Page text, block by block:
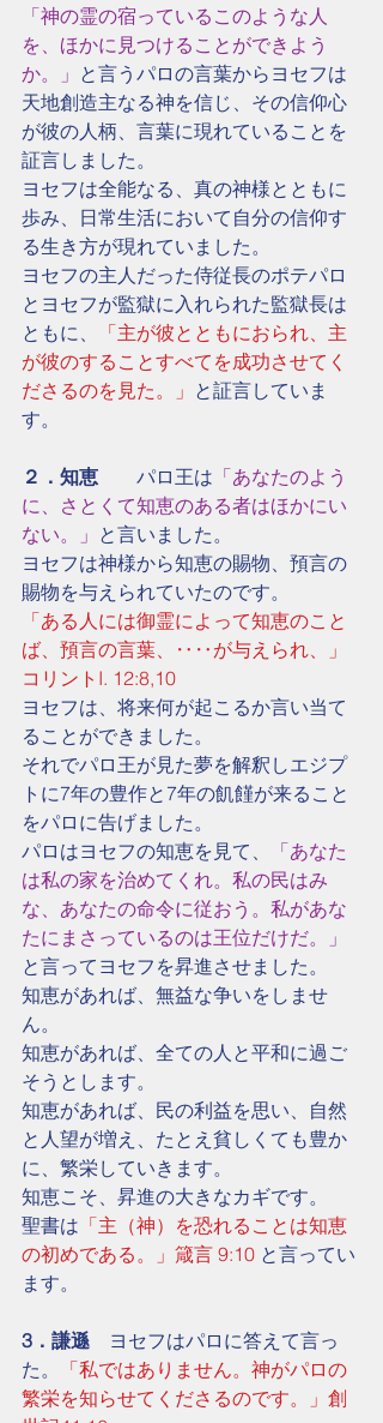
「神の霊の宿っているこのような人
を、ほかに見つけることができよう
か。」 と言うパロの言葉からヨセフは
天地創造主なる神を信じ、その信仰心
が彼の人柄、言葉に現れていることを
証言しました。
ヨセフは全能なる、真の神様とともに
歩み、日常生活において自分の信仰す
る生き方が現れていました。
ヨセフの主人だった侍従長のポテパロ
とヨセフが監獄に入れられた監獄長は
ともに、
「主が彼とともにおられ、主
が彼のすることすべてを成功させてく
ださるのを見た。」 と証言していま
す。
２．知恵 パロ王は 「あなたのよう
に、さとくて知恵のある者はほかにい
ない。」 と言いました。
ヨセフは神様から知恵の賜物、預言の
賜物を与えられていたのです。
「ある人には御霊によって知恵のこと
ば、預言の言葉、‥‥が与えられ、」
コリントI. 12:8,10
ヨセフは、将来何が起こるか言い当て
ることができました。
それでパロ王が見た夢を解釈しエジプ
トに7年の豊作と7年の飢饉が来ること
をパロに告げました。
パロはヨセフの知恵を見て、
「あなた
は私の家を治めてくれ。私の民はみ
な、あなたの命令に従おう。私があな
たにまさっているのは王位だけだ。」
と言ってヨセフを昇進させました。
知恵があれば、無益な争いをしませ
ん。
知恵があれば、全ての人と平和に過ご
そうとします。
知恵があれば、民の利益を思い、自然
と人望が増え、たとえ貧しくても豊か
に、繁栄していきます。
知恵こそ、昇進の大きなカギです。
聖書は 「主（神）を恐れることは知恵
の初めである。」箴言 9:10 と言ってい
ます。
3．謙遜 ヨセフはパロに答えて言っ
た。
「私ではありません。神がパロの
繁栄を知らせてくださるのです。」創